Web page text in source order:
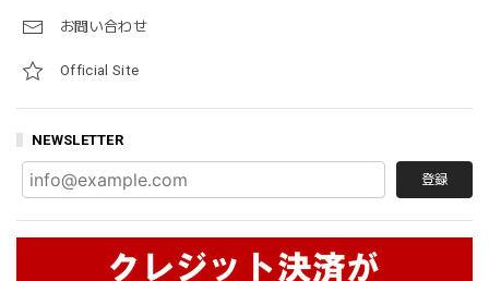
お問い合わせ
Official Site
NEWSLETTER
登録